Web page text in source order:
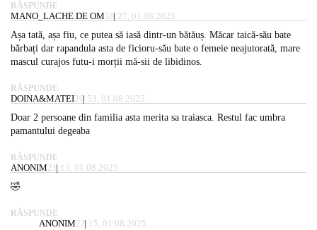
RĂSPUNDE
MANO_LACHE DE OM 18:27, 01.08.2025
Așa tată, așa fiu, ce putea să iasă dintr-un bătăuș. Măcar taică-său bate
bărbați dar rapandula asta de ficioru-său bate o femeie neajutorată, mare
mascul curajos futu-i morții mă-sii de libidinos.
RĂSPUNDE
DOINA&MATEI20:53, 01.08.2025
Doar 2 persoane din familia asta merita sa traiasca. Restul fac umbra
pamantului degeaba
RĂSPUNDE
ANONIM21:15, 01.08.2025
🤣
RĂSPUNDE
ANONIM22:15, 01.08.2025